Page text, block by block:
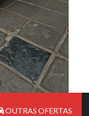
OUTRAS OFERTAS